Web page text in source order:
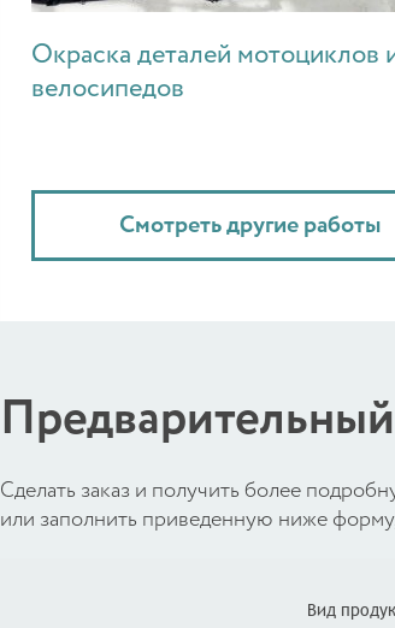
Окраска деталей мотоциклов
велосипедов
Смотреть другие работы
Предварительный
Cделать заказ и получить более
или заполнить приведенную ниже
Вид